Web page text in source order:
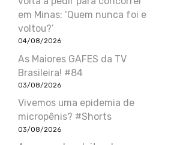
em Minas: ‘Quem nunca foi e
voltou?’
04/08/2026
As Maiores GAFES da TV
Brasileira! #84
03/08/2026
Vivemos uma epidemia de
micropênis? #Shorts
03/08/2026